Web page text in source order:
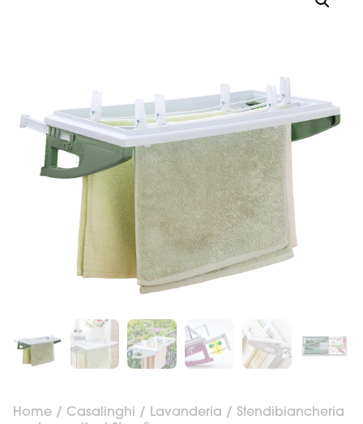
Home / Casalinghi / Lavanderia / Stendibiancheria